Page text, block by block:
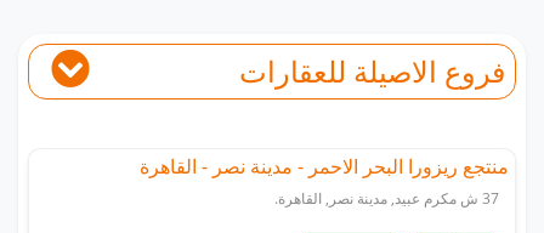
فروع الاصيلة للعقارات
منتجع ريزورا البحر الاحمر - مدينة نصر - القاهرة
37 ش مكرم عبيد, مدينة نصر, القاهرة.